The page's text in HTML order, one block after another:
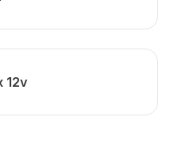
12v